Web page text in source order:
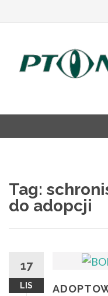
Tag:
do adopcji
17
LIS